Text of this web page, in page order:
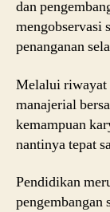
dan
mengobservasi
penanganan
Melalui riwayat
manajerial
kemampuan
nantinya tepat
Pendidikan
pengembangan